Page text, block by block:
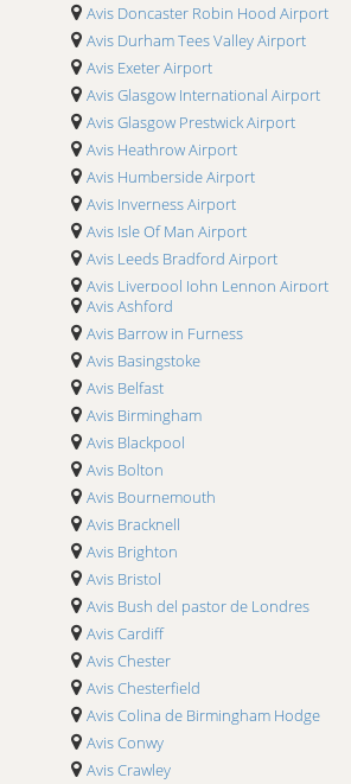
Avis Doncaster Robin Hood Airport
Avis Durham Tees Valley Airport
Avis Exeter Airport
Avis Glasgow International Airport
Avis Glasgow Prestwick Airport
Avis Heathrow Airport
Avis Humberside Airport
Avis Inverness Airport
Avis Isle Of Man Airport
Avis Leeds Bradford Airport
Avis Liverpool John Lennon Airport
Avis London City Airport
Avis London Gatwick Airport
Avis London Luton Airport
Avis London Stansted Airport
Avis Manchester Airport
Avis Newcastle Airport
Avis Newquay Airport
Avis Norwich Airport
Avis Nottingham Airport East Midlands
Avis Shetland Islands Airport Sumburgh
Avis Southampton Airport
Avis Ashford
Avis Barrow in Furness
Avis Basingstoke
Avis Belfast
Avis Birmingham
Avis Blackpool
Avis Bolton
Avis Bournemouth
Avis Bracknell
Avis Brighton
Avis Bristol
Avis Bush del pastor de Londres
Avis Cardiff
Avis Chester
Avis Chesterfield
Avis Colina de Birmingham Hodge
Avis Conwy
Avis Crawley